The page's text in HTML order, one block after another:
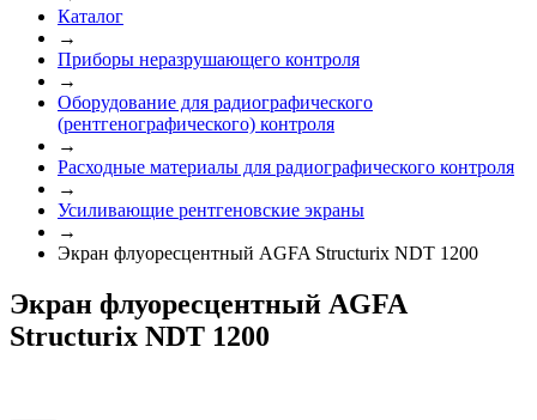
Каталог
→
Приборы неразрушающего контроля
→
Оборудование для радиографического
(рентгенографического) контроля
→
Расходные материалы для радиографического контроля
→
Усиливающие рентгеновские экраны
→
Экран флуоресцентный AGFA Structurix NDT 1200
Экран флуоресцентный AGFA
Structurix NDT 1200